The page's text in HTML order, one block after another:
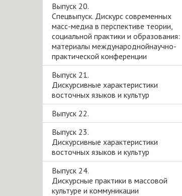
Выпуск 20.
Спецвыпуск. Дискурс современных
масс-медиа в перспективе теории,
социальной практики и образования:
материалы международнойнаучно-
практической конференции
Выпуск 21.
Дискурсивные характеристики
восточных языков и культур
Выпуск 22.
Выпуск 23.
Дискурсивные характеристики
восточных языков и культур
Выпуск 24.
Дискурсные практики в массовой
культуре и коммуникации